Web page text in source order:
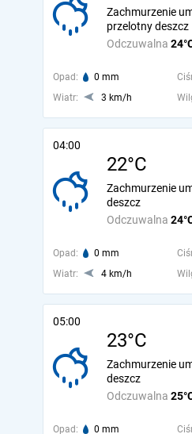
Odczuwalna
Zachmurzenie
przelotny deszcz
Opad: 0 mm
Wiatr:
3 km/h
04:00
22°C
Odczuwalna
Zachmurzenie
deszcz
Opad: 0 mm
Wiatr:
4 km/h
05:00
23°C
Odczuwalna
Zachmurzenie
deszcz
Opad: 0 mm